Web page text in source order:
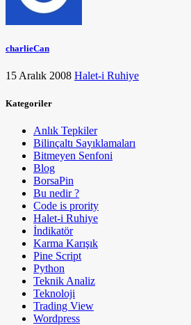
charlieCan
15 Aralık 2008 Halet-i Ruhiye
Kategoriler
Anlık Tepkiler
Bilinçaltı Sayıklamaları
Bitmeyen Senfoni
Blog
BorsaPin
Bu nedir ?
Code is prority
Halet-i Ruhiye
İndikatör
Karma Karışık
Pine Script
Python
Teknik Analiz
Teknoloji
Trading View
Wordpress